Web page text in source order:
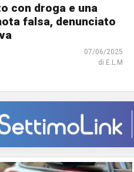
con droga e una
falsa, denunciato
07/06/2025
di E.L.M